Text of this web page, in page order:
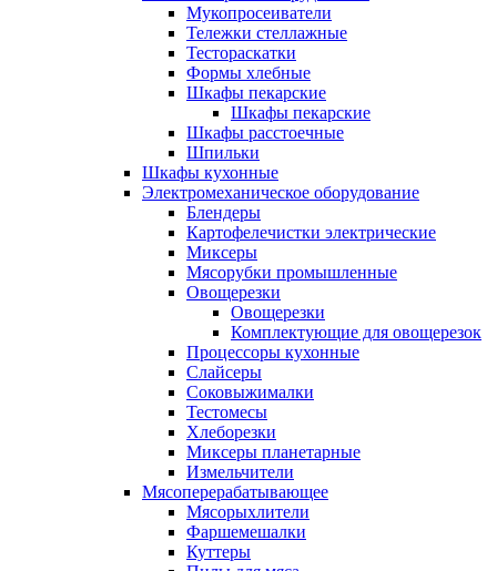
Мукопросеиватели
Тележки стеллажные
Тестораскатки
Формы хлебные
Шкафы пекарские
Шкафы пекарские
Шкафы расстоечные
Шпильки
Шкафы кухонные
Электромеханическое оборудование
Блендеры
Картофелечистки электрические
Миксеры
Мясорубки промышленные
Овощерезки
Овощерезки
Комплектующие для овощерезок
Процессоры кухонные
Слайсеры
Соковыжималки
Тестомесы
Хлеборезки
Миксеры планетарные
Измельчители
Мясоперерабатывающее
Мясорыхлители
Фаршемешалки
Куттеры